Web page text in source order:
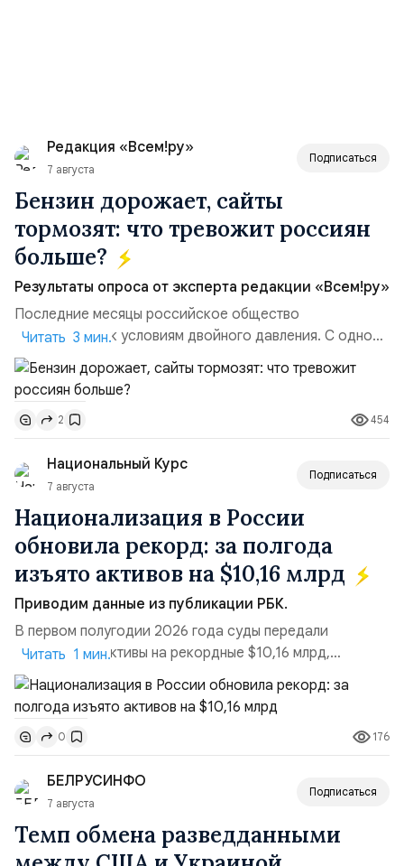
Редакция «Всем!ру»
7 августа
Подписаться
Бензин дорожает, сайты
тормозят: что тревожит россиян
больше?
Результаты опроса от эксперта редакции «Всем!ру»
Последние месяцы российское общество
адаптируется к условиям двойного давления. С одной
стороны, происходит рост цен на товары первой
необходимости, инфляция и локальные сбои в
поставках бензина. А с другой – технологическая
турбулентность: перебои в работе интернета,
блокировки сайтов, необходимость осваивать VPN и
российские платформы.Что из этого бье...
Читать 3 мин.
2 454
Национальный Курс
7 августа
Подписаться
Национализация в России
обновила рекорд: за полгода
изъято активов на $10,16 млрд
Приводим данные из публикации РБК.
В первом полугодии 2026 года суды передали
государству активы на рекордные $10,16 млрд,
подсчитали аналитики AK&M. Это в 2,5 раза больше,
чем за аналогичный период 2025 года ($3,95 млрд).
Всего зафиксировано 15 национализационных
транзакций, которые обеспечили 42,2% денежного
объёма всего российского рынка слияний и
поглощений. Крупнейшей ...
Читать 1 мин.
0 176
БЕЛРУСИНФО
7 августа
Подписаться
Темп обмена разведданными